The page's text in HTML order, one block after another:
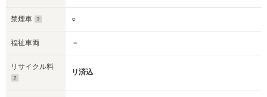
禁煙車 ○
福祉車両 －
リサイクル料
リ済込